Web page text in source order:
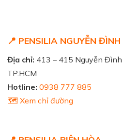
📍 PENSILIA NGUYỄN ĐÌNH
Địa chỉ: 413 – 415 Nguyễn Đình
TP.HCM
Hotline: 0938 777 885
🗺️ Xem chỉ đường